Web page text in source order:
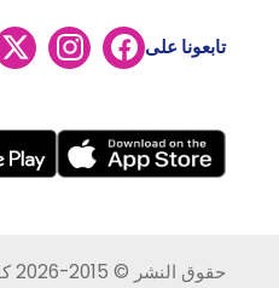
تابعونا على
حقوق النشر © 2015-2026 كاسيتا